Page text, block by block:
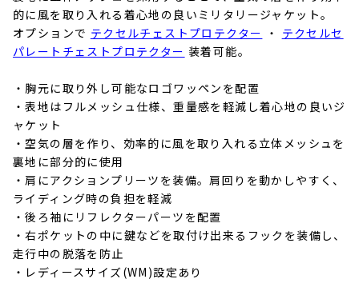
的に風を取り入れる着心地の良いミリタリージャケット。
オプションで テクセルチェストプロテクター ・ テクセルセ
パレートチェストプロテクター 装着可能。
・胸元に取り外し可能なロゴワッペンを配置
・表地はフルメッシュ仕様、重量感を軽減し着心地の良いジ
ャケット
・空気の層を作り、効率的に風を取り入れる立体メッシュを
裏地に部分的に使用
・肩にアクションプリーツを装備。肩回りを動かしやすく、
ライディング時の負担を軽減
・後ろ袖にリフレクターパーツを配置
・右ポケットの中に鍵などを取付け出来るフックを装備し、
走行中の脱落を防止
・レディースサイズ(WM)設定あり